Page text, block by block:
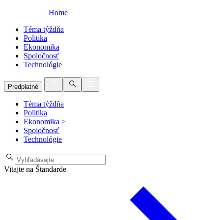
Home
Téma týždňa
Politika
Ekonomika
Spoločnosť
Technológie
Predplatné
Téma týždňa
Politika
Ekonomika >
Spoločnosť
Technológie
Vitajte na Štandarde